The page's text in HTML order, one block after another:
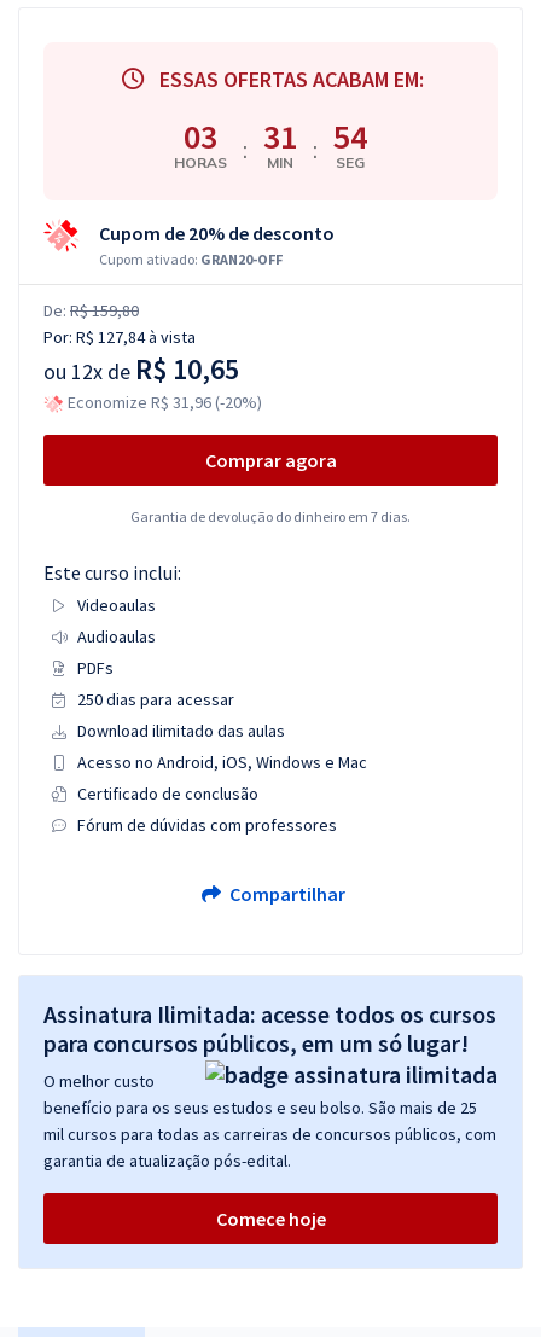
ESSAS OFERTAS ACABAM EM:
03
HORAS : 31
MIN : 53
SEG
Cupom de 20% de desconto
Cupom ativado: GRAN20-OFF
De: R$ 159,80
Por: R$ 127,84à vista
ou 12x de R$ 10,65
Economize R$ 31,96 (-20%)
Comprar agora
Garantia de devolução do dinheiro em 7 dias.
Este curso inclui:
Videoaulas
Audioaulas
PDFs
250 dias para acessar
Download ilimitado das aulas
Acesso no Android, iOS, Windows e Mac
Certificado de conclusão
Fórum de dúvidas com professores
Compartilhar
Assinatura Ilimitada: acesse todos os cursos
para concursos públicos, em um só lugar!
O melhor custo
benefício para os seus estudos e seu bolso. São mais de 25
mil cursos para todas as carreiras de concursos públicos, com
garantia de atualização pós-edital.
Comece hoje